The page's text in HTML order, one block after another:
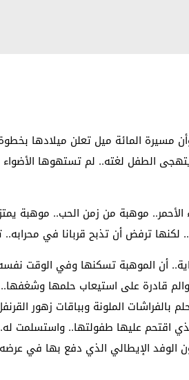
المائة ميل تعلن ميلادها
الطفل لغته.. لم تستهوها الأضواء
موهبة من زمن الحب.. موهبة
ترفض أن تذبح قربانا في
أن الموهبة تسكنها وفي الوقت
قادرة على استيعاب حلمها
بالفراشات الملونة وبباقات زهور
اقتحم عليها طفولتها.. واستسلمت
الإيطالي الذي دفع بها في عرضه